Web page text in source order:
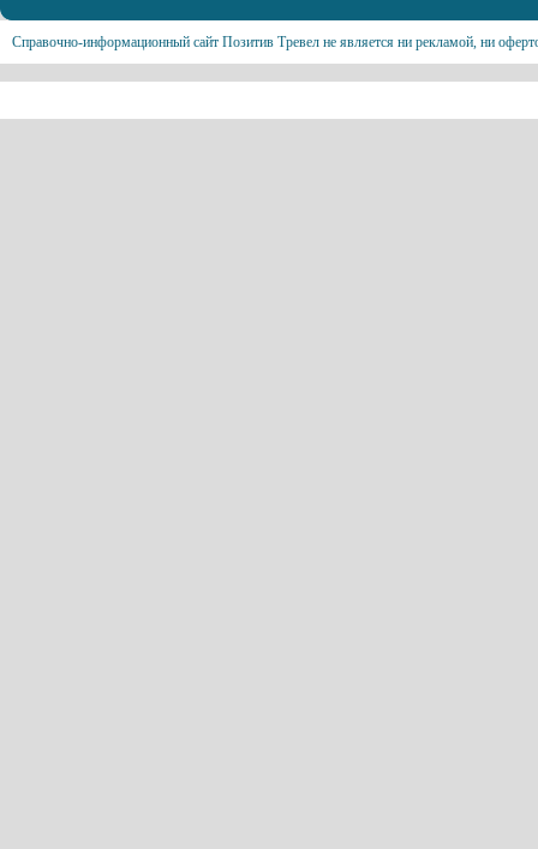
Справочно-информационный сайт Позитив Тревел не является ни рекламой, ни